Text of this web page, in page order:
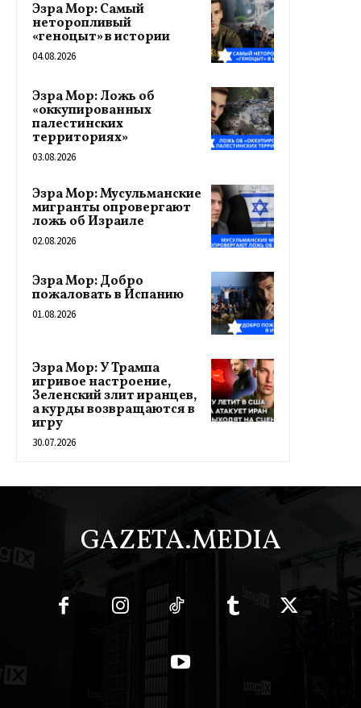
Эзра Мор: Самый
неторопливый
«геноцыт» в истории
04.08.2026
Эзра Мор: Ложь об
«оккупированных
палестинских
территориях»
03.08.2026
Эзра Мор: Мусульманские
мигранты опровергают
ложь об Израиле
02.08.2026
Эзра Мор: Добро
пожаловать в Испанию
01.08.2026
Эзра Мор: У Трампа
игривое настроение,
Зеленский злит иранцев,
а курды возвращаются в
игру
30.07.2026
GAZETA.MEDIA